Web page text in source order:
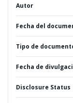
Autor
Fecha del
Tipo de
Fecha de
Disclosure Status